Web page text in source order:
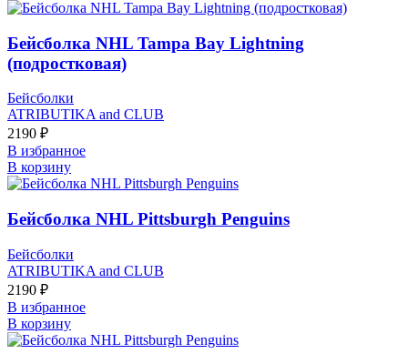
Бейсболка NHL Tampa Bay Lightning
(подростковая)
Бейсболки
ATRIBUTIKA and CLUB
2190 ₽
В избранное
В корзину
Бейсболка NHL Pittsburgh Penguins
Бейсболки
ATRIBUTIKA and CLUB
2190 ₽
В избранное
В корзину